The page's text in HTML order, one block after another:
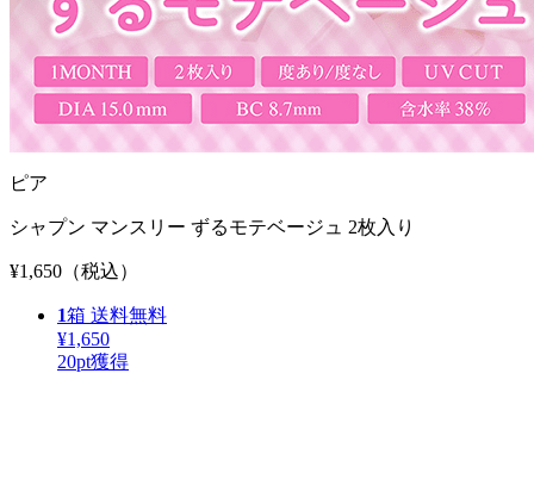
ピア
シャプン マンスリー ずるモテベージュ 2枚入り
¥1,650 （税込）
1箱 送料無料
¥1,650
20pt獲得